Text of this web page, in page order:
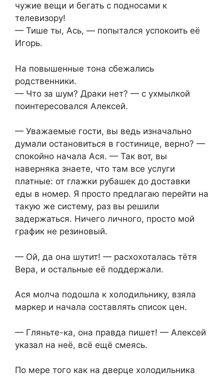
чужие вещи и бегать с подносами к
телевизору!
— Тише ты, Ась, — попытался успокоить её
Игорь.
На повышенные тона сбежались
родственники.
— Что за шум? Драки нет? — с ухмылкой
поинтересовался Алексей.
— Уважаемые гости, вы ведь изначально
думали остановиться в гостинице, верно? —
спокойно начала Ася. — Так вот, вы
наверняка знаете, что там все услуги
платные: от глажки рубашек до доставки
еды в номер. Я просто предлагаю перейти на
такую же систему, раз вы решили
задержаться. Ничего личного, просто мой
график не резиновый.
— Ой, да она шутит! — расхохоталась тётя
Вера, и остальные её поддержали.
Ася молча подошла к холодильнику, взяла
маркер и начала составлять список цен.
— Гляньте-ка, она правда пишет! — Алексей
указал на неё, всё ещё смеясь.
По мере того как на дверце холодильника